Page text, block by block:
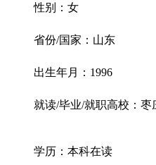
性别：女
省份/国家：山东
出生年月：1996
就读/毕业/就职高校：枣
学历：本科在读